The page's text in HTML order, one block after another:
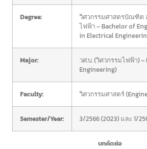
Degree:
วิศวกรรมศาสตรบัณฑิต
ไฟฟ้า – Bachelor of
in Electrical
Major:
วศ.บ. (วิศวกรรมไฟฟ้า) –
Engineering)
Faculty: วิศวกรรมศาสตร์
Semester/Year: 3/2566 (2023) และ 1/
บทคัดย่อ